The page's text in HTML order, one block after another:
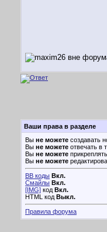
Ваши права в разделе
Вы не можете создавать
Вы не можете отвечать в
Вы не можете
Вы не можете
BB коды Вкл.
Смайлы Вкл.
[IMG] код Вкл.
HTML код Выкл.
Правила форума